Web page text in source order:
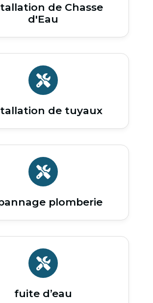
de Chasse
d'Eau
de tuyaux
plomberie
fuite d’eau